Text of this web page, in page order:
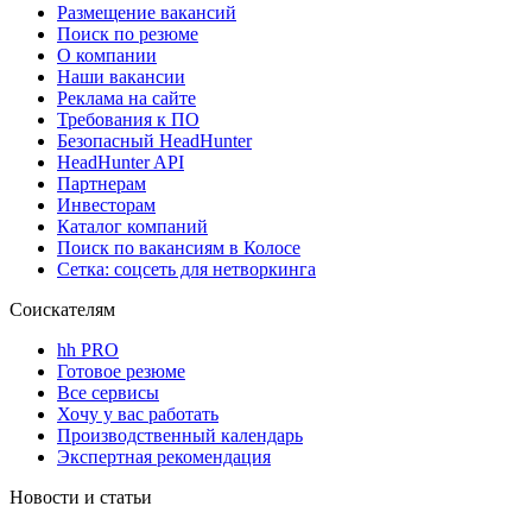
Размещение вакансий
Поиск по резюме
О компании
Наши вакансии
Реклама на сайте
Требования к ПО
Безопасный HeadHunter
HeadHunter API
Партнерам
Инвесторам
Каталог компаний
Поиск по вакансиям в Колосе
Сетка: соцсеть для нетворкинга
Соискателям
hh PRO
Готовое резюме
Все сервисы
Хочу у вас работать
Производственный календарь
Экспертная рекомендация
Новости и статьи